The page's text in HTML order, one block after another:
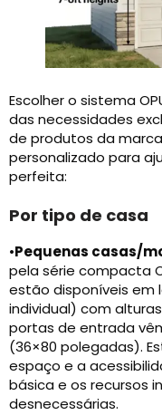
Escolher o sistema
das necessidades
de produtos da
personalizado para
perfeita:
Por tipo de casa
•Pequenas casas/
pela série compacta
estão disponíveis em
individual) com
portas de entrada
(36×80 polegadas).
espaço e a
básica e os recursos
desnecessárias.